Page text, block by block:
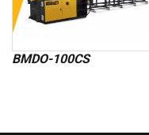
BMDO-100CS